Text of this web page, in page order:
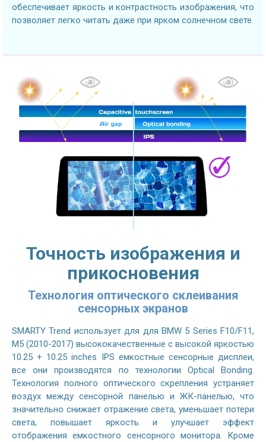
обеспечивает яркость и контрастность изображения, что
позволяет легко читать даже при ярком солнечном свете.
Точность изображения и
прикосновения
Технология оптического склеивания
сенсорных экранов
SMARTY Trend использует для для BMW 5 Series F10/F11,
M5 (2010-2017) высококачественные с высокой яркостью
10.25 + 10.25 inches IPS емкостные сенсорные дисплеи,
все они производятся по технологии Optical Bonding.
Технология полного оптического скрепления устраняет
воздух между сенсорной панелью и ЖК-панелью, что
значительно снижает отражение света, уменьшает потери
света, повышает яркость и улучшает эффект
отображения емкостного сенсорного монитора. Кроме